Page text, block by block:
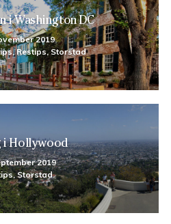
i Washington DC
2019
Restips, Storstad
i Hollywood
2019
Storstad